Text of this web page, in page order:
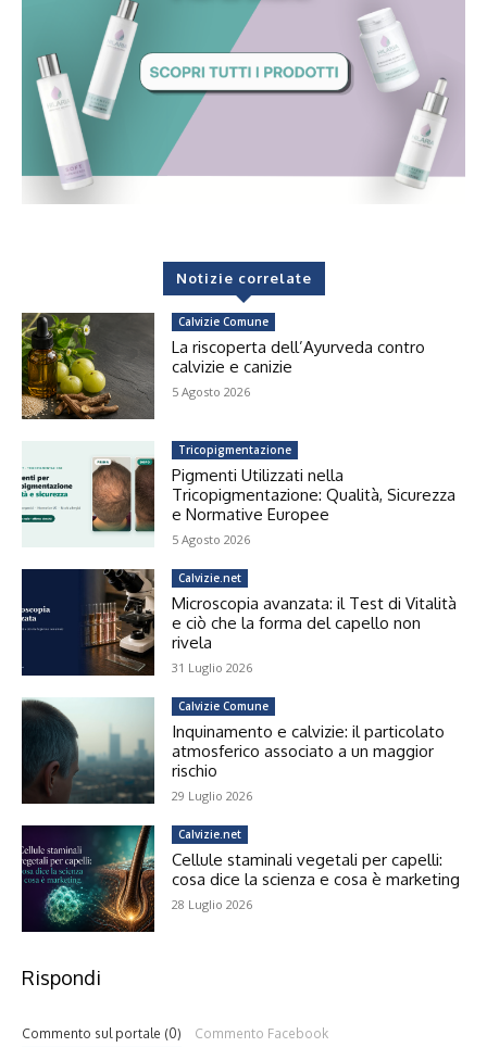
Notizie correlate
Calvizie Comune
La riscoperta dell’Ayurveda contro
calvizie e canizie
5 Agosto 2026
Tricopigmentazione
Pigmenti Utilizzati nella
Tricopigmentazione: Qualità, Sicurezza
e Normative Europee
5 Agosto 2026
Calvizie.net
Microscopia avanzata: il Test di Vitalità
e ciò che la forma del capello non
rivela
31 Luglio 2026
Calvizie Comune
Inquinamento e calvizie: il particolato
atmosferico associato a un maggior
rischio
29 Luglio 2026
Calvizie.net
Cellule staminali vegetali per capelli:
cosa dice la scienza e cosa è marketing
28 Luglio 2026
Rispondi
Commento sul portale (0) Commento Facebook